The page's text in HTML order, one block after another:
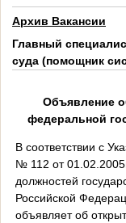
Архив Вакансии
Главный
суда (помощник
Объявление
федеральной
В соответствии с
№ 112 от
должностей
Российской
объявляет об